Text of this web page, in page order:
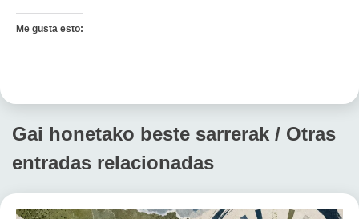
Me gusta esto:
Gai honetako beste sarrerak / Otras
entradas relacionadas